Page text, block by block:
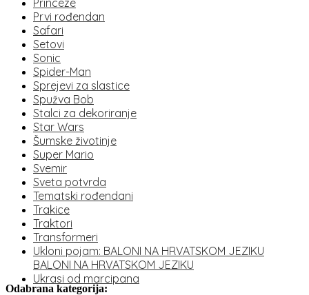
Prvi rođendan
Safari
Setovi
Sonic
Spider-Man
Sprejevi za slastice
Spužva Bob
Stalci za dekoriranje
Star Wars
Šumske životinje
Super Mario
Svemir
Sveta potvrda
Tematski rođendani
Trakice
Traktori
Transformeri
Ukloni pojam: BALONI NA HRVATSKOM JEZIKU
BALONI NA HRVATSKOM JEZIKU
Ukrasi od marcipana
Odabrana kategorija: